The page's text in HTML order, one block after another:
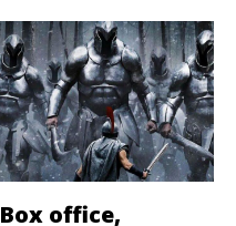
Box office,